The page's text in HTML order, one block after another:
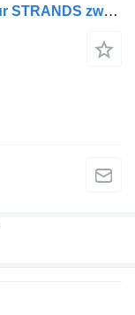
Universaalne Lisatuli SIBERIA + Vilkur STRANDS zwaailamp voor trekker